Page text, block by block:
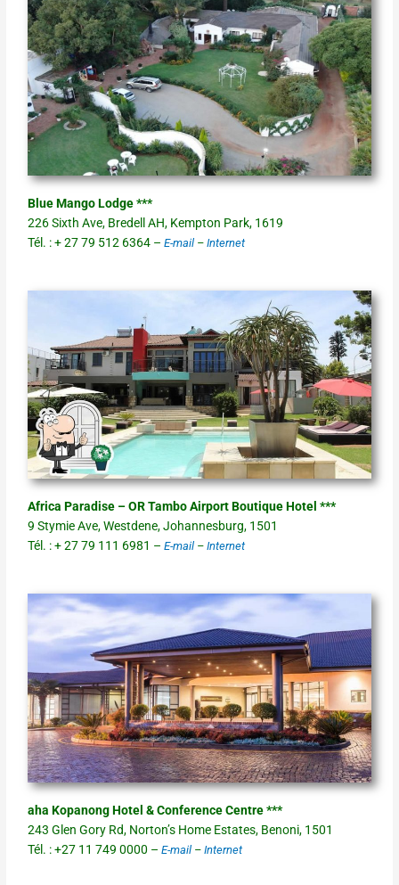
Blue Mango Lodge ***
226 Sixth Ave, Bredell AH, Kempton Park, 1619
Tél. : + 27 79 512 6364 –E-mail –Internet
Africa Paradise – OR Tambo Airport Boutique Hotel ***
9 Stymie Ave, Westdene, Johannesburg, 1501
Tél. : + 27 79 111 6981 –E-mail –Internet
aha Kopanong Hotel & Conference Centre ***
243 Glen Gory Rd, Norton’s Home Estates, Benoni, 1501
Tél. : +27 11 749 0000 –E-mail –Internet